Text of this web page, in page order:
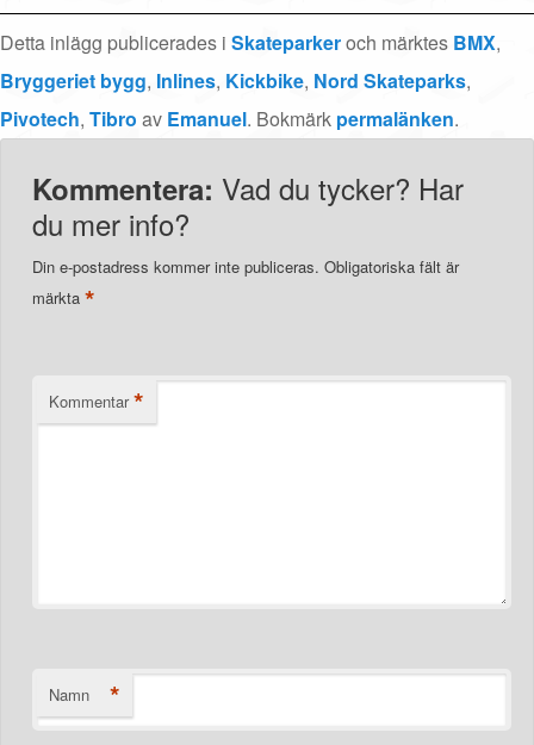
Detta inlägg publicerades i Skateparkeroch märktes BMX,
Bryggeriet bygg, Inlines, Kickbike, Nord Skateparks,
Pivotech, Tibro av Emanuel. Bokmärk permalänken.
Kommentera: Vad du tycker? Har
du mer info?
Din e-postadress kommer inte publiceras. Obligatoriska fält är
märkta *
Kommentar *
Namn *